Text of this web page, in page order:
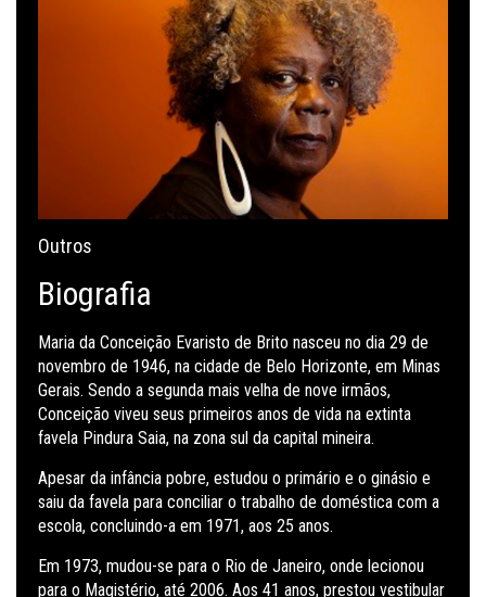
Outros
Biografia
Maria da Conceição Evaristo de Brito nasceu no dia 29 de
novembro de 1946, na cidade de Belo Horizonte, em Minas
Gerais. Sendo a segunda mais velha de nove irmãos,
Conceição viveu seus primeiros anos de vida na extinta
favela Pindura Saia, na zona sul da capital mineira.
Apesar da infância pobre, estudou o primário e o ginásio e
saiu da favela para conciliar o trabalho de doméstica com a
escola, concluindo-a em 1971, aos 25 anos.
Em 1973, mudou-se para o Rio de Janeiro, onde lecionou
para o Magistério, até 2006. Aos 41 anos, prestou vestibular